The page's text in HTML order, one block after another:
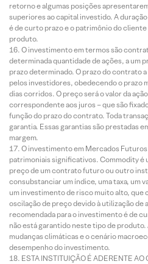
retorno e algumas posições
superiores ao capital investido. A
é de curto prazo e o patrimônio do
produto.
O investimento em termos são
determinada quantidade de ações, a um
prazo determinado. O prazo do contrato
pelos investidores, obedecendo o prazo
dias corridos. O preço será o valor da
correspondente aos juros – que são
função do prazo do contrato. Toda
garantia. Essas garantias são prestadas
margem.
O investimento em Mercados
patrimoniais significativos. Commodity é
preço de um contrato futuro ou outro
consubstanciar um índice, uma taxa, um
um investimento de risco muito alto, que
oscilação de preço devido à utilização de
recomendada para o investimento é de
não está garantido neste tipo de
mudanças climáticas e o cenário
desempenho do investimento.
ESTA INSTITUIÇÃO É ADERENTE AO